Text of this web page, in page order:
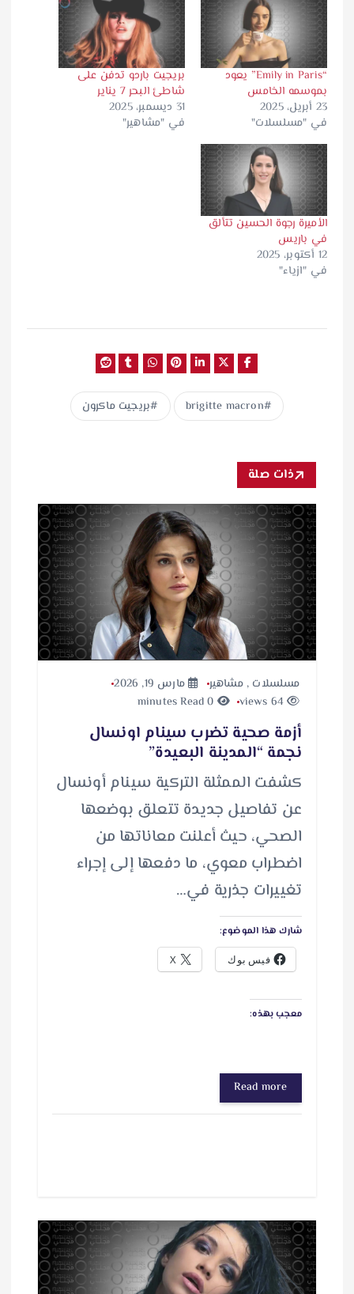
“Emily in Paris” يعود
بموسمه الخامس
23 أبريل، 2025
في "مسلسلات"
بريجيت باردو تدفن على
شاطئ البحر 7 يناير
31 ديسمبر، 2025
في "مشاهير"
الأميرة رجوة الحسين تتألق
في باريس
12 أكتوبر، 2025
في "ازياء"
brigitte macron بريجيت ماكرون
ذات صلة
مسلسلات ,مشاهير
مارس 19, 2026
64 views
أزمة صحية تضرب سينام اونسال
نجمة “المدينة البعيدة”
كشفت الممثلة التركية سينام أونسال
عن تفاصيل جديدة تتعلق بوضعها
الصحي، حيث أعلنت معاناتها من
اضطراب معوي، ما دفعها إلى إجراء
تغييرات جذرية في…
شارك هذا الموضوع:
فيس بوك X
معجب بهذه:
Read more